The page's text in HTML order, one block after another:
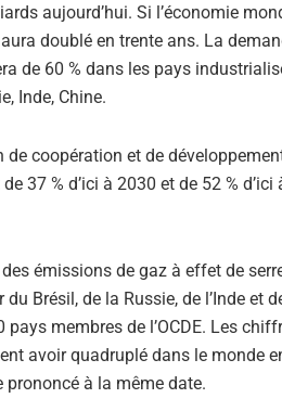
aujourd’hui. Si l’économie
doublé en trente ans. La
de 60 % dans les pays
Inde, Chine.
coopération et de
37 % d’ici à 2030 et de 52 % d’ici
émissions de gaz à effet de
Brésil, de la Russie, de l’Inde et
membres de l’OCDE. Les
avoir quadruplé dans le monde
à la même date.